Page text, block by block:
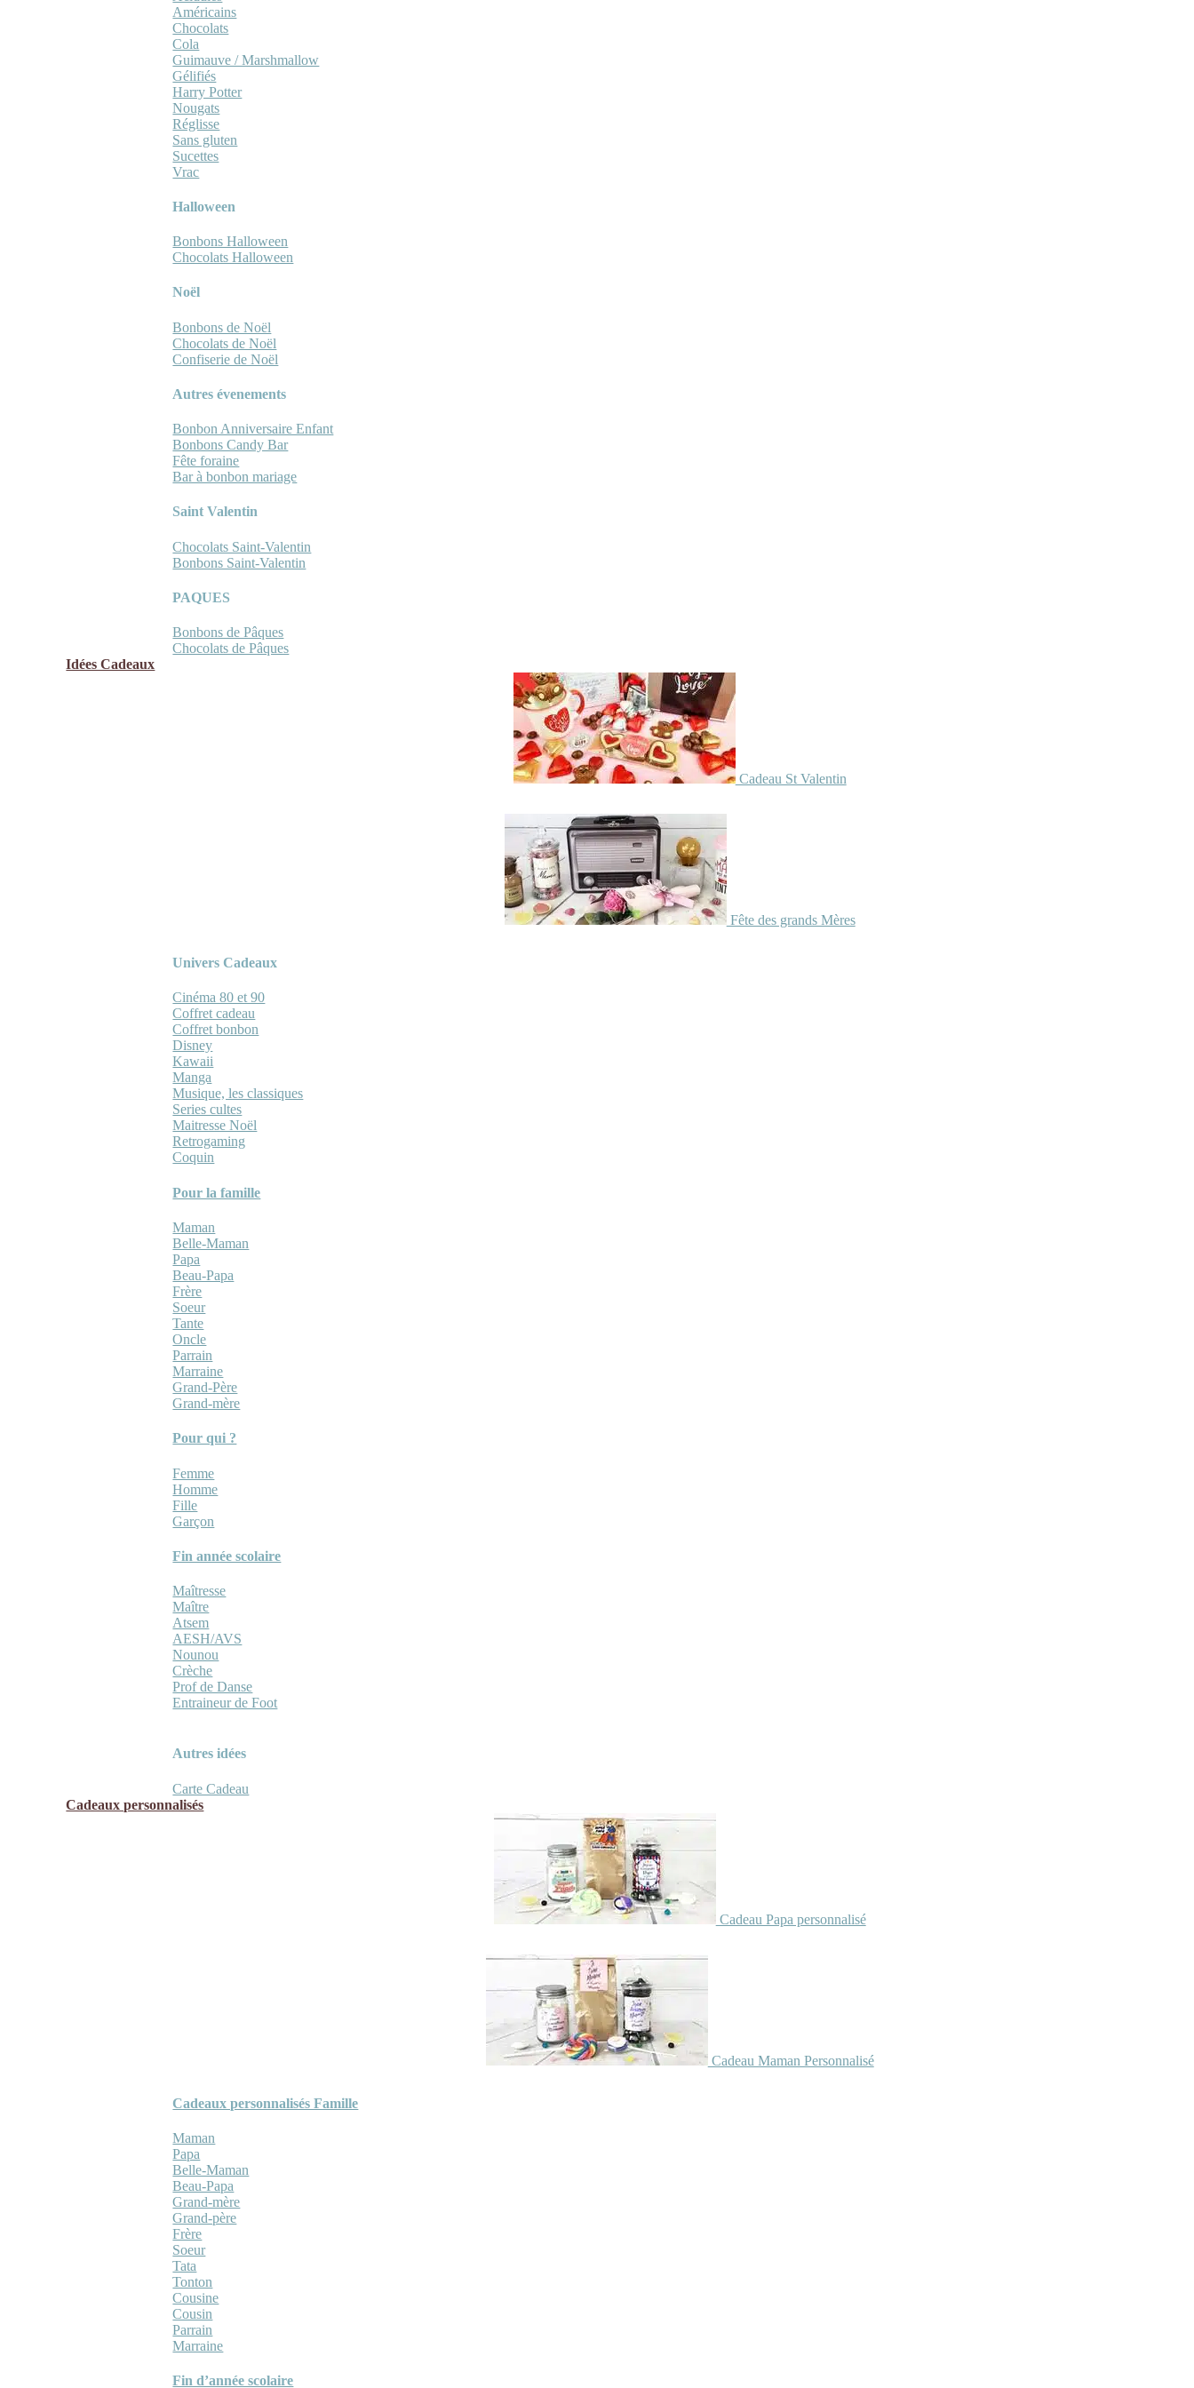
Américains
Chocolats
Cola
Guimauve / Marshmallow
Gélifiés
Harry Potter
Nougats
Réglisse
Sans gluten
Sucettes
Vrac
Halloween
Bonbons Halloween
Chocolats Halloween
Noël
Bonbons de Noël
Chocolats de Noël
Confiserie de Noël
Autres évenements
Bonbon Anniversaire Enfant
Bonbons Candy Bar
Fête foraine
Bar à bonbon mariage
Saint Valentin
Chocolats Saint-Valentin
Bonbons Saint-Valentin
PAQUES
Bonbons de Pâques
Chocolats de Pâques
Idées Cadeaux
Cadeau St Valentin
Fête des grands Mères
Univers Cadeaux
Cinéma 80 et 90
Coffret cadeau
Coffret bonbon
Disney
Kawaii
Manga
Musique, les classiques
Series cultes
Maitresse Noël
Retrogaming
Coquin
Pour la famille
Maman
Belle-Maman
Papa
Beau-Papa
Frère
Soeur
Tante
Oncle
Parrain
Marraine
Grand-Père
Grand-mère
Pour qui ?
Femme
Homme
Fille
Garçon
Fin année scolaire
Maîtresse
Maître
Atsem
AESH/AVS
Nounou
Crèche
Prof de Danse
Entraineur de Foot
Autres idées
Carte Cadeau
Cadeaux personnalisés
Cadeau Papa personnalisé
Cadeau Maman Personnalisé
Cadeaux personnalisés Famille
Maman
Papa
Belle-Maman
Beau-Papa
Grand-mère
Grand-père
Frère
Soeur
Tata
Tonton
Cousine
Cousin
Parrain
Marraine
Fin d’année scolaire